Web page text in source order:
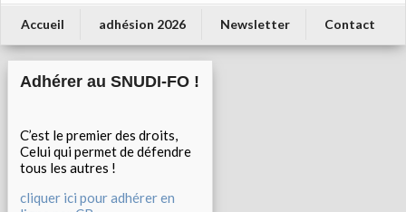
Accueil adhésion 2026 Newsletter Contact
Adhérer au SNUDI-FO !
C’est le premier des droits,
Celui qui permet de défendre
tous les autres !
cliquer ici pour adhérer en